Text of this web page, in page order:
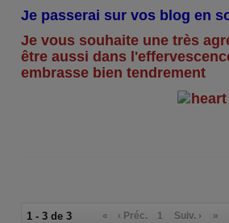
Je passerai sur vos blog en
Je vous souhaite une très
être aussi dans
embrasse bien tendrement
1 - 3 de 3 « ‹ Préc. 1 Suiv. › »